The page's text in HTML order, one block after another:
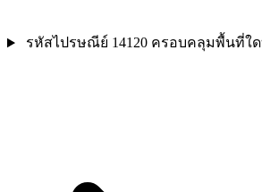
รหัสไปรษณีย์ 14120 ครอบคลุมพื้นที่ใด